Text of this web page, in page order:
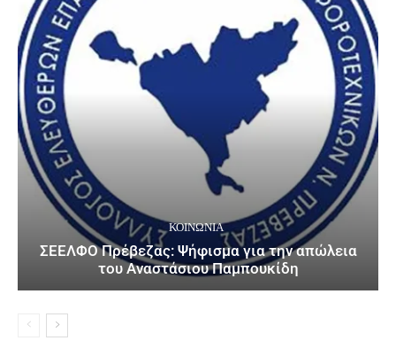
ΚΟΙΝΩΝΙΑ
ΣΕΕΛΦΟ Πρέβεζας: Ψήφισμα για την απώλεια
του Αναστάσιου Παμπουκίδη